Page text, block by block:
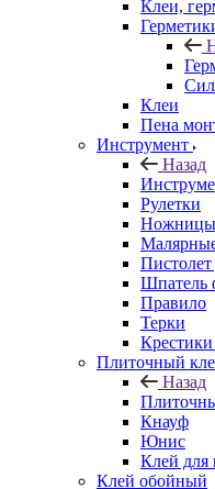
Клеи,
Клеи
Пена
Инструмент
Назад
Рулетки
Ножницы
Пистолет
Шпатель
Правило
Терки
Плиточный
Назад
Кнауф
Юнис
Клей для
Клей обойный